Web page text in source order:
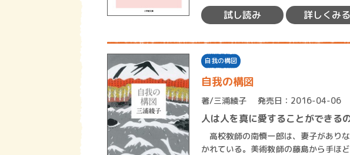
反響、自身が行った講演の模様など、
試し読み 詳しくみる
自我の構図
自我の構図
著/三浦綾子 発売日：2016-04-06
人は人を真に愛することができる
高校教師の南慎一郎は、妻子があり
かれている。美術教師の藤島から手ほ